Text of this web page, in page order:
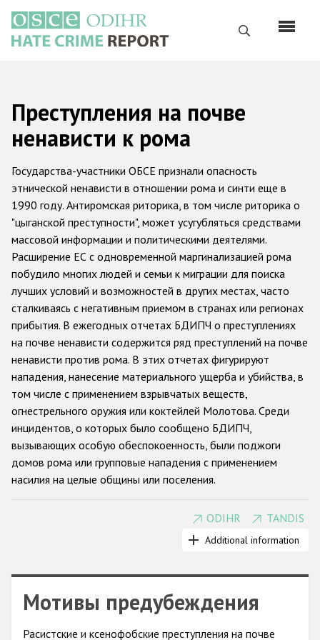
основному
содержанию
Поиск
Русский
Main
navigation
Главная
О нас
Наш мандат
Наша методология
Карта сайта
Часто задаваемые вопросы
Данные о преступлениях на почве ненависти
Racist and xenophobic hate crime
Anti-Semitic hate crime
Anti-Muslim hate crime
Anti-Christian hate crime
Other hate crime based on religion or belief
Gender-based hate crime
Anti-LGBTI hate crime
Организации гражданского общества
Преступления на почве
ненависти к рома
Государства-участники ОБСЕ признали опасность
этнической ненависти в отношении рома и синти еще в
1990 году. Антиромская риторика, в том числе риторика о
"цыганской преступности", может усугубляться средствами
массовой информации и политическими деятелями.
Расширение ЕС с одновременной маргинализацией рома
побудило многих людей и семьи к миграции для поиска
лучших условий и возможностей в других местах, часто
сталкиваясь с негативным приемом в странах или регионах
прибытия. В ежегодных отчетах БДИПЧ о преступлениях
на почве ненависти содержится ряд преступлений на почве
ненависти против рома. В этих отчетах фигурируют
нападения, нанесение материального ущерба и убийства, в
том числе с применением взрывчатых веществ,
огнестрельного оружия или коктейлей Молотова. Среди
инцидентов, о которых было сообщено БДИПЧ,
вызывающих особую обеспокоенность, были поджоги
домов рома или групповые нападения с применением
насилия на целые общины или поселения.
Относительно недавно решения Совета министров в
Маастрихте (2003 г.), Афинах (2009 г.) и Киеве (2013 г.), а
государства активизировать свои усилия в этом
ODIHR TANDIS
Additional information
Мотивы предубеждения
Расистские и ксенофобские преступления на почве